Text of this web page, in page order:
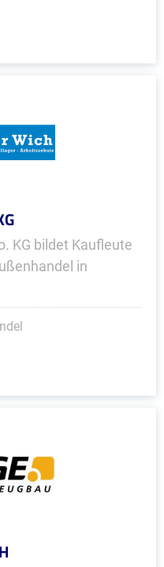
KG bildet Kaufleute
in